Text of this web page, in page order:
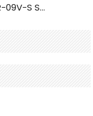
JST-Stecker - Bietet Original JST GHR-09V-S Stecker und Ersatzteile an